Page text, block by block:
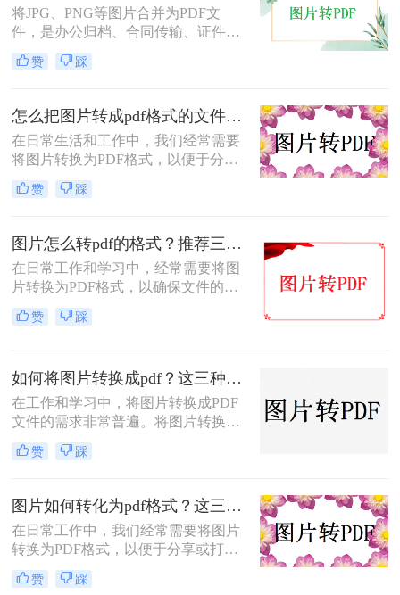
了五种主流方法的核心差异：
将JPG、PNG等图片合并为PDF文
件，是办公归档、合同传输、证件提
交中经常遇到的需求。但不同方法在
转换质量、操作效率、数据安全方面
模糊、页面错位，甚至隐私泄露。本
文基于实际测试，对比四种主流图片
转PDF方案，按场景给出明确建议，
帮你少走弯路。
赞 踩
怎么把图片转成pdf格式的文件？尝试下面三种方法！
在日常生活和工作中，我们经常需要
将图片转换为PDF格式，以便于分
享、打印或归档。那么怎么把图片转
成pdf格式的文件呢？本文将介绍三种
方法都有其特点和适用场景，您可以
根据自己的需求选择最合适的方式。
赞 踩
图片怎么转pdf的格式？推荐三种实用的方法！
在日常工作和学习中，经常需要将图
片转换为PDF格式，以确保文件的格
式和排版保持不变，同时方便分享和
传递。那么图片怎么转PDF的格式
赞 踩
如何将图片转换成pdf？这三种方法帮助你解决问题！
在工作和学习中，将图片转换成PDF
文件的需求非常普遍。将图片转换成
PDF不仅可以方便地整合多张图片，
还可以确保文件格式的一致性和兼容
文将介绍三种常见的图片转PDF方
法。
赞 踩
图片如何转化为pdf格式？这三个实用指南收好！
在日常工作中，我们经常需要将图片
转换为PDF格式，以便于分享或打
印。那么图片如何转化为pdf格式呢？
本文将介绍三种将图片转化为PDF格
赞 踩